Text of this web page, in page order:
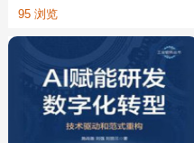
95 浏览